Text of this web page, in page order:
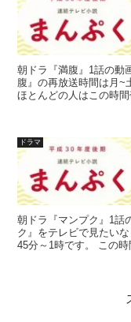
朝ドラ『満腹』1話の動
腹』の再放送時間は月~
ほとんどの人はこの時
ドラマ
朝ドラ『マンプク』1話
ク』をテレビで見たい
45分～1時です。 この